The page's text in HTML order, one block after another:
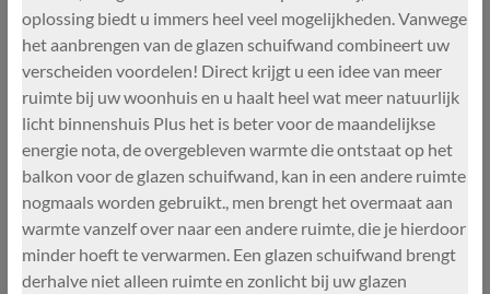
oplossing biedt u immers heel veel mogelijkheden. Vanwege
het aanbrengen van de glazen schuifwand combineert uw
verscheiden voordelen! Direct krijgt u een idee van meer
ruimte bij uw woonhuis en u haalt heel wat meer natuurlijk
licht binnenshuis Plus het is beter voor de maandelijkse
energie nota, de overgebleven warmte die ontstaat op het
balkon voor de glazen schuifwand, kan in een andere ruimte
nogmaals worden gebruikt., men brengt het overmaat aan
warmte vanzelf over naar een andere ruimte, die je hierdoor
minder hoeft te verwarmen. Een glazen schuifwand brengt
derhalve niet alleen ruimte en zonlicht bij uw glazen